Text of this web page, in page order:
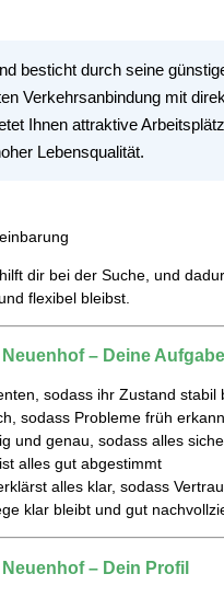
besticht durch seine
Verkehrsanbindung mit
Ihnen attraktive
Lebensqualität.
dir bei der Suche, und
flexibel bleibst.
– Deine
sodass ihr Zustand
sodass Probleme früh
und genau, sodass alles
alles gut abgestimmt
alles klar, sodass
klar bleibt und gut
– Dein Profil